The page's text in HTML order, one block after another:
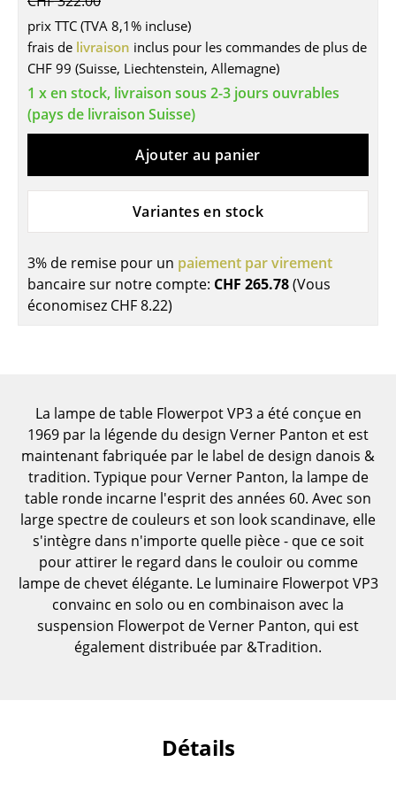
Tables
Tables de repas
Tables d’appoint
Tables basses
Bureaux & Secrétaires
Secrétaires & Tables PC
Tables de conférence et Pupitres
Tables hautes & Pupitres
Tables enfants
Pièces détachées
... voir toutes les tables
Rangements
Étagères & Armoires
Bibliothèques
Étagères murales
Buffets & Commodes
prix TTC (TVA 8,1% incluse)
frais de livraison inclus pour les commandes de plus de
CHF 99 (Suisse, Liechtenstein, Allemagne)
1 x en stock, livraison sous 2-3 jours ouvrables
(pays de livraison Suisse)
Ajouter au panier
Variantes en stock
3% de remise pour un paiement par virement
bancaire sur notre compte: CHF 265.78(Vous
économisez CHF 8.22)
La lampe de table Flowerpot VP3 a été conçue en
1969 par la légende du design Verner Panton et est
maintenant fabriquée par le label de design danois &
tradition. Typique pour Verner Panton, la lampe de
table ronde incarne l'esprit des années 60. Avec son
large spectre de couleurs et son look scandinave, elle
s'intègre dans n'importe quelle pièce - que ce soit
pour attirer le regard dans le couloir ou comme
lampe de chevet élégante. Le luminaire Flowerpot VP3
convainc en solo ou en combinaison avec la
suspension Flowerpot de Verner Panton, qui est
également distribuée par &Tradition.
Détails